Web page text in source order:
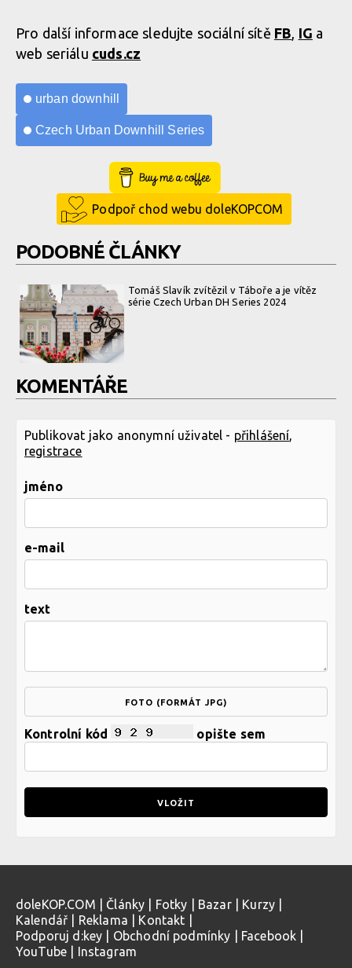
Pro další informace sledujte sociální sítě FB, IG a
web seriálu cuds.cz
urban downhill
Czech Urban Downhill Series
Buy Me a Coffee
Podpoř chod webu doleKOPCOM
PODOBNÉ ČLÁNKY
Tomáš Slavík zvítězil v Táboře a je vítěz
série Czech Urban DH Series 2024
KOMENTÁŘE
Publikovat jako anonymní uživatel - přihlášení,
registrace
jméno
e-mail
text
FOTO (FORMÁT JPG)
Kontrolní kód opište sem
doleKOP.COM Články Fotky Bazar| Kurzy
Kalendář
Reklama Kontakt
Podporuj d:key
Obchodní podmínky Facebook
YouTube
Instagram